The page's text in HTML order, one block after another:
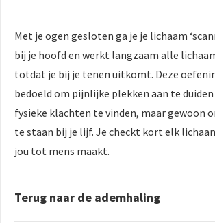
Met je ogen gesloten ga je je lichaam
bij je hoofd en werkt langzaam alle
totdat je bij je tenen uitkomt. Deze
bedoeld om pijnlijke plekken aan te
fysieke klachten te vinden, maar gewoon
te staan bij je lijf. Je checkt kort elk
jou tot mens maakt.
Terug naar de ademhaling